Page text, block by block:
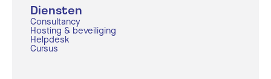
Diensten
Consultancy
Hosting & beveiliging
Helpdesk
Cursus